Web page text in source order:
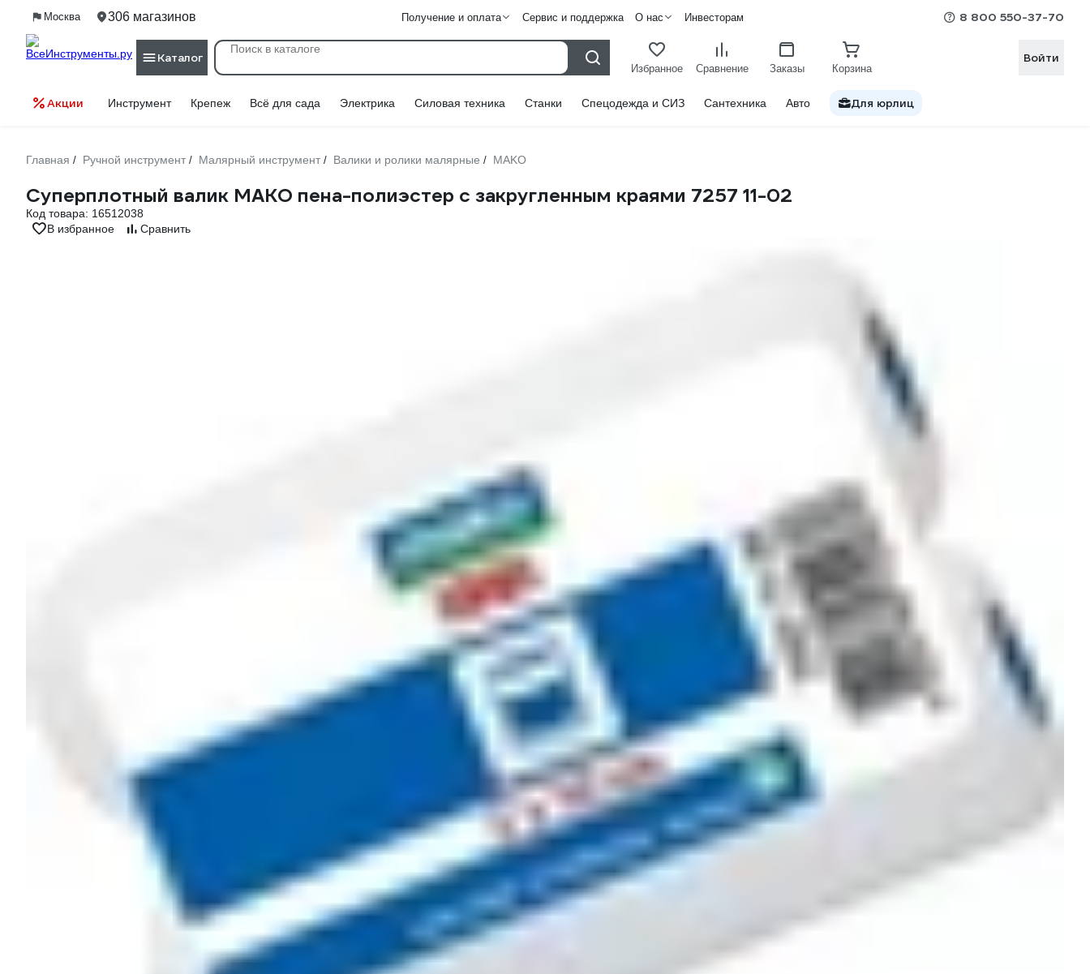
Москва 306 магазинов Получение и оплата Сервис и поддержка О нас Инвесторам 8 800 550-37-70
Каталог
Избранное Сравнение Заказы Корзина
Войти
Акции Инструмент Крепеж Всё для сада Электрика Силовая техника Станки Спецодежда и СИЗ Сантехника Авто Для юрлиц
Главная / Ручной инструмент / Малярный инструмент / Валики и ролики малярные / MAKO
Суперплотный валик MAKO пена-полиэстер с закругленным краями 7257 11-02
Код товара: 16512038
В избранное
Сравнить